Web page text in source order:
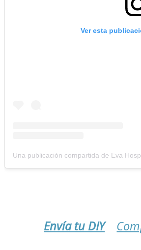
Ver esta
Una publicación compartida de Eva
Envía tu DIY